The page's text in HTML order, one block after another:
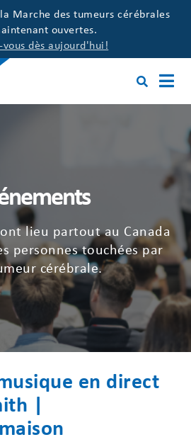
Marche des tumeurs cérébrales
ouvertes.
vous dès aujourd'hui!
lieu partout au Canada
personnes touchées par
cérébrale.
en direct
|